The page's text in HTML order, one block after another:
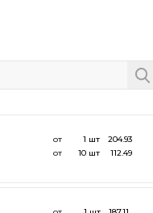
от
от
1 шт
10 шт
204.93
112.49